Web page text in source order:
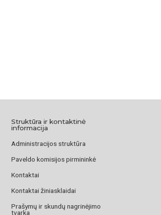
Struktūra ir kontaktinė
informacija
Administracijos struktūra
Paveldo komisijos pirmininkė
Kontaktai
Kontaktai žiniasklaidai
Prašymų ir skundų nagrinėjimo
tvarka